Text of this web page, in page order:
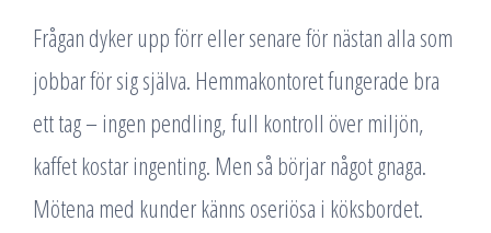
Frågan dyker upp förr eller senare för nästan alla som
jobbar för sig själva. Hemmakontoret fungerade bra
ett tag – ingen pendling, full kontroll över miljön,
kaffet kostar ingenting. Men så börjar något gnaga.
Mötena med kunder känns oseriösa i köksbordet.